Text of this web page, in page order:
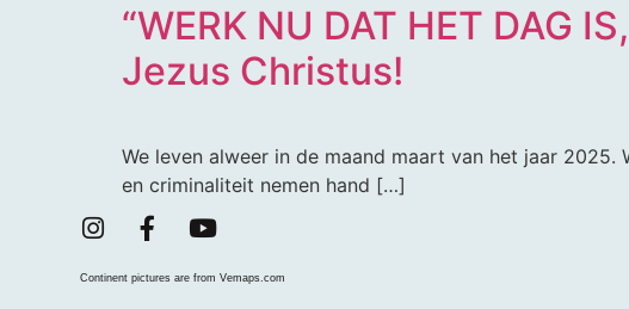
“WERK NU DAT HET DAG
Jezus Christus!
We leven alweer in de maand maart van het jaar
en criminaliteit nemen hand […]
Continent pictures are from Vemaps.com